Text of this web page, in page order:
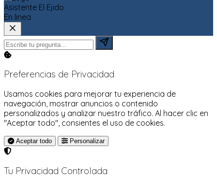
Asistente El Ejido
En linea
Preferencias de Privacidad
Usamos cookies para mejorar tu experiencia de
navegación, mostrar anuncios o contenido
personalizados y analizar nuestro tráfico. Al hacer clic en
"Aceptar todo", consientes el uso de cookies.
Aceptar todo Personalizar
Tu Privacidad Controlada